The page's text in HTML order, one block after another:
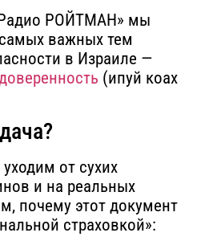
РОЙТМАН» мы
важных тем
в Израиле —
(ипуй коах
от сухих
и на реальных
почему этот документ
страховкой»: